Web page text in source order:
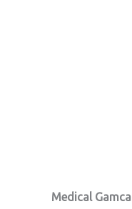
Medical Gamca